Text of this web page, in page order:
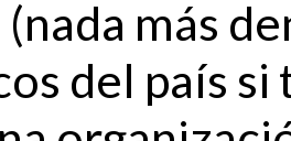
más
del país si